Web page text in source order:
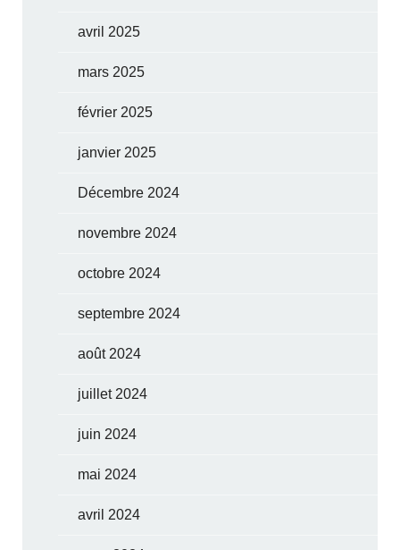
avril 2025
mars 2025
février 2025
janvier 2025
Décembre 2024
novembre 2024
octobre 2024
septembre 2024
août 2024
juillet 2024
juin 2024
mai 2024
avril 2024